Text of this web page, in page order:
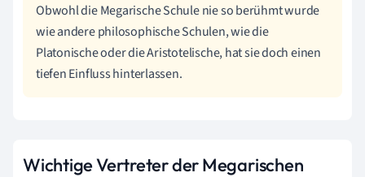
Obwohl die Megarische Schule nie so berühmt wurde
wie andere philosophische Schulen, wie die
Platonische oder die Aristotelische, hat sie doch einen
tiefen Einfluss hinterlassen.
Wichtige Vertreter der Megarischen